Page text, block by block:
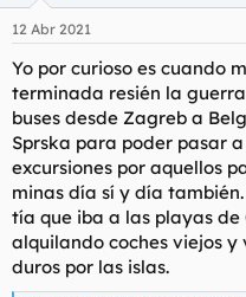
12 Abr 2021
Yo por curioso es cuando
terminada resién la
buses desde Zagreb a
Sprska para poder pasar
excursiones por aquellos
minas día sí y día
tía que iba a las playas
alquilando coches viejos
duros por las islas.